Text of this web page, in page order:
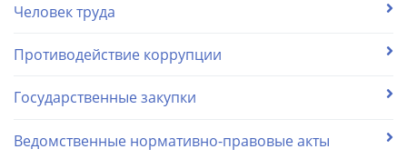
Человек труда
Противодействие коррупции
Государственные закупки
Ведомственные нормативно-правовые акты